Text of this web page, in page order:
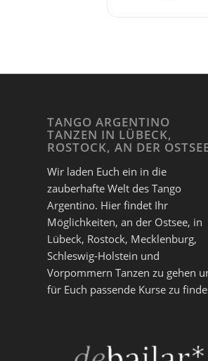
TANGO ARGENTINO
TANZEN IN LÜBECK,
ROSTOCK, AN DER
Wir laden Euch ein in die
zauberhafte Welt des Tango
Argentino. Hier findet Ihr
Möglichkeiten, an der Ostsee, in
Lübeck, Rostock, Mecklenburg,
Schleswig-Holstein und
Vorpommern Tanzen zu gehen
für Euch passende Kurse zu